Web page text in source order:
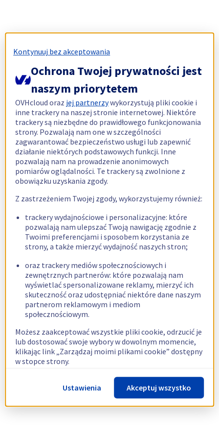
Kontynuuj bez akceptowania
Ochrona Twojej prywatności jest
naszym priorytetem
OVHcloud oraz jej partnerzywykorzystują pliki cookie i
inne trackery na naszej stronie internetowej. Niektóre
trackery są niezbędne do prawidłowego funkcjonowania
strony. Pozwalają nam one w szczególności
zagwarantować bezpieczeństwo usługi lub zapewnić
działanie niektórych podstawowych funkcji. Inne
pozwalają nam na prowadzenie anonimowych
pomiarów oglądalności. Te trackery są zwolnione z
obowiązku uzyskania zgody.
Z zastrzeżeniem Twojej zgody, wykorzystujemy również:
trackery wydajnościowe i personalizacyjne: które
pozwalają nam ulepszać Twoją nawigację zgodnie z
Twoimi preferencjami i sposobem korzystania ze
strony, a także mierzyć wydajność naszych stron;
oraz trackery mediów społecznościowych i
zewnętrznych partnerów: które pozwalają nam
wyświetlać spersonalizowane reklamy, mierzyć ich
skuteczność oraz udostępniać niektóre dane naszym
partnerom reklamowym i mediom
społecznościowym.
Możesz zaakceptować wszystkie pliki cookie, odrzucić je
lub dostosować swoje wybory w dowolnym momencie,
klikając link „Zarządzaj moimi plikami cookie” dostępny
w stopce strony.
Więcej informacji znajdziesz w naszejpolityce
dotyczącej wykorzystywania plików cookie.
Ustawienia Akceptuj wszystko